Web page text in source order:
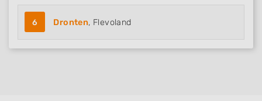
6 Dronten, Flevoland